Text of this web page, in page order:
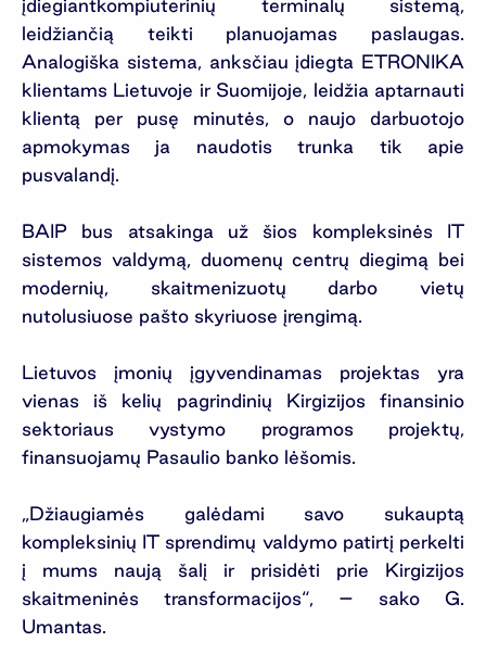
įdiegiantkompiuterinių terminalų sistemą,
leidžiančią teikti planuojamas paslaugas.
Analogiška sistema, anksčiau įdiegta ETRONIKA
klientams Lietuvoje ir Suomijoje, leidžia aptarnauti
klientą per pusę minutės, o naujo darbuotojo
apmokymas ja naudotis trunka tik apie
pusvalandį.
BAIP bus atsakinga už šios kompleksinės IT
sistemos valdymą, duomenų centrų diegimą bei
modernių, skaitmenizuotų darbo vietų
nutolusiuose pašto skyriuose įrengimą.
Lietuvos įmonių įgyvendinamas projektas yra
vienas iš kelių pagrindinių Kirgizijos finansinio
sektoriaus vystymo programos projektų,
finansuojamų Pasaulio banko lėšomis.
„Džiaugiamės galėdami savo sukauptą
kompleksinių IT sprendimų valdymo patirtį perkelti
į mums naują šalį ir prisidėti prie Kirgizijos
skaitmeninės transformacijos“, – sako G.
Umantas.